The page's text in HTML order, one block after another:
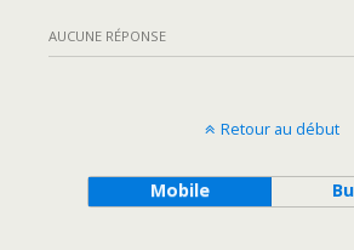
AUCUNE RÉPONSE
Retour au début
Mobile